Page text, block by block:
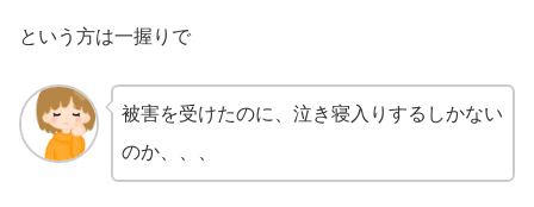
という方は一握りで
被害を受けたのに、泣き寝入りするしかない
のか、、、